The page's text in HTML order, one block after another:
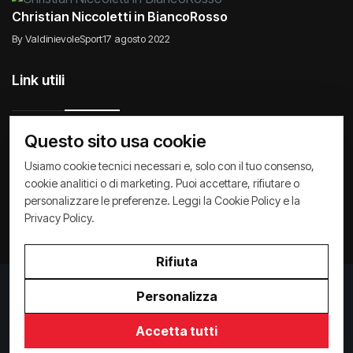
Christian Niccoletti in BiancoRosso
By ValdinievoleSport17 agosto 2022
Link utili
Raccontiamo di Noi Comunicati Società
Privacy Policy Cookie Policy Archivio News
Privacy Policy
Cookie Policy
Paralleloweb
Invio comunicati
Questo sito usa cookie
Usiamo cookie tecnici necessari e, solo con il tuo consenso,
cookie analitici o di marketing. Puoi accettare, rifiutare o
personalizzare le preferenze. Leggi la Cookie Policy e la
Privacy Policy.
Rifiuta
Personalizza
Accetta tutti